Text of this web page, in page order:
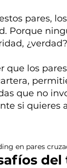
en pares
pares,
Porque
¿verdad?
que los
que no
si quieres